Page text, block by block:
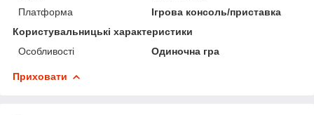
Платформа
Ігрова консоль/приставка
Користувальницькі характеристики
Особливості
Одиночна гра
Приховати